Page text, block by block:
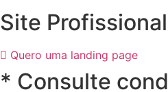
Site
Quero uma landing page
* Consulte